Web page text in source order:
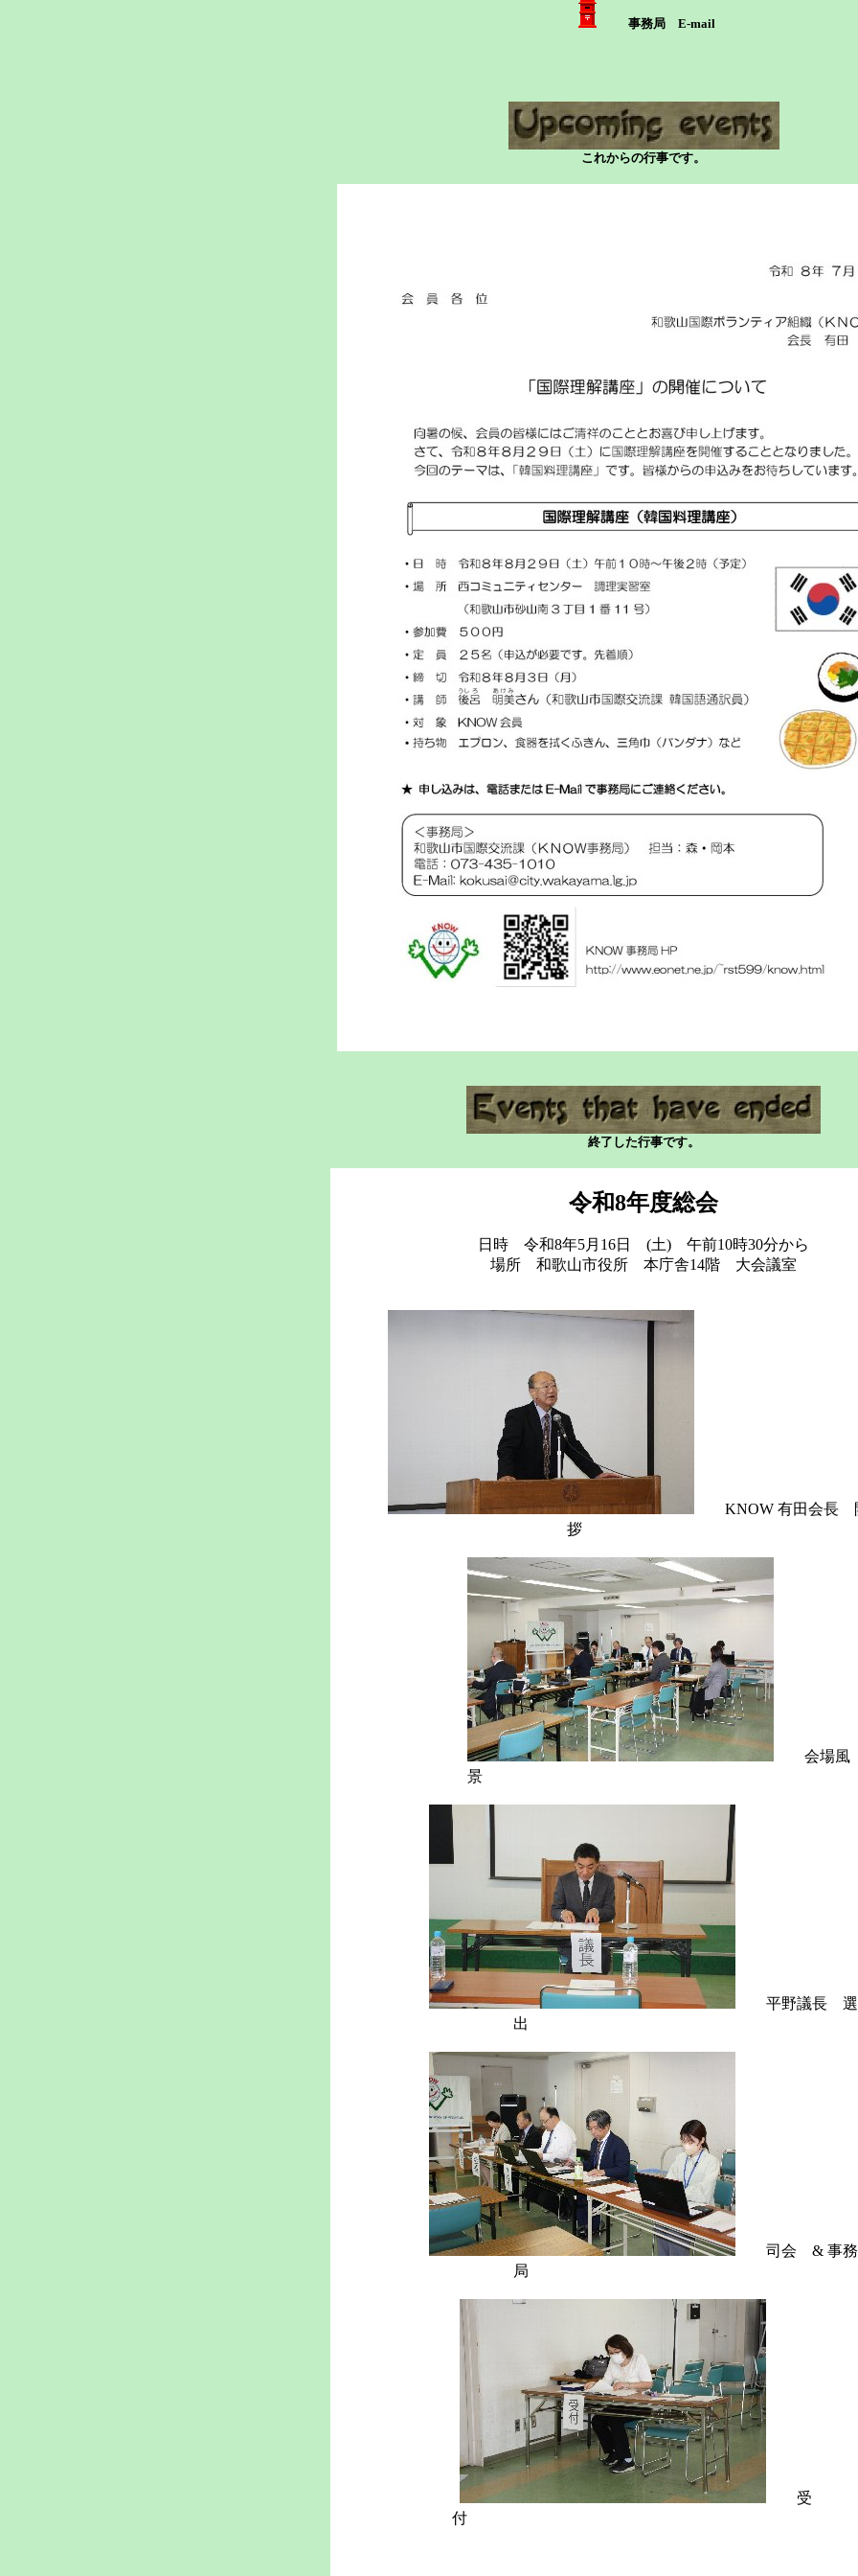
事務局 E-mail
これからの行事です。
終了した行事です。
令和8年度総会
日時 令和8年5月16日 (土) 午前10時30分から
場所 和歌山市役所 本庁舎14階 大会議室
KNOW 有田会長
拶
会場風
景
平野議長 選
出
司会 & 事務
局
受
付